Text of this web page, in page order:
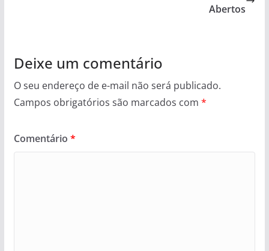
Abertos
Deixe um comentário
O seu endereço de e-mail não será publicado.
Campos obrigatórios são marcados com *
Comentário *